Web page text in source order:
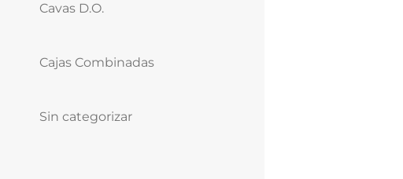
Cavas D.O.
Cajas Combinadas
Sin categorizar